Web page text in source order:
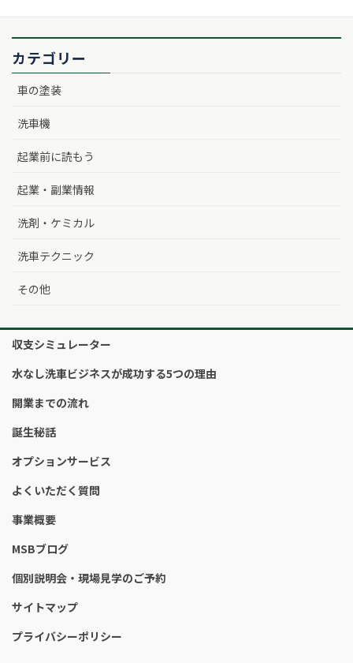
カテゴリー
車の塗装
洗車機
起業前に読もう
起業・副業情報
洗剤・ケミカル
洗車テクニック
その他
収支シミュレーター
水なし洗車ビジネスが成功する5つの理由
開業までの流れ
誕生秘話
オプションサービス
よくいただく質問
事業概要
MSBブログ
個別説明会・現場見学のご予約
サイトマップ
プライバシーポリシー